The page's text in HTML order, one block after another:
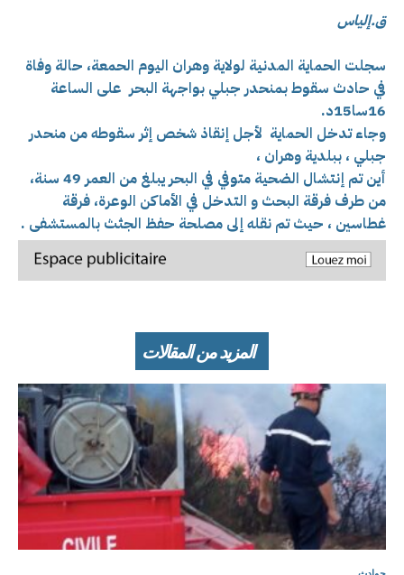
ق.إلياس
سجلت الحماية المدنية لولاية وهران اليوم الحمعة، حالة وفاة
في حادث سقوط بمنحدر جبلي بواجهة البحر على الساعة
16سا15د.
وجاء تدخل الحماية لأجل إنقاذ شخص إثر سقوطه من منحدر
جبلي ، ببلدية وهران ،
أين تم إنتشال الضحية متوفي في البحر يبلغ من العمر 49 سنة،
من طرف فرقة البحث و التدخل في الأماكن الوعرة، فرقة
غطاسين ، حيث تم نقله إلى مصلحة حفظ الجثث بالمستشفى .
المزيد من المقالات